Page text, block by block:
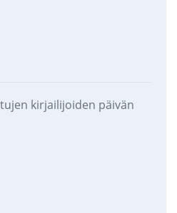
kirjailijoiden päivän